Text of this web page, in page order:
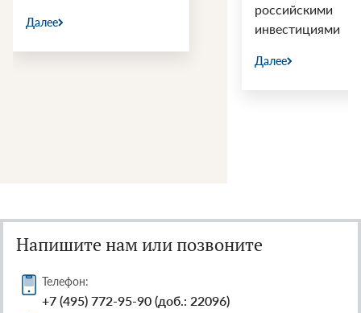
Далее
российскими
инвестициями
Далее
Напишите нам или позвоните
Телефон:
+7 (495) 772-95-90 (доб.: 22096)